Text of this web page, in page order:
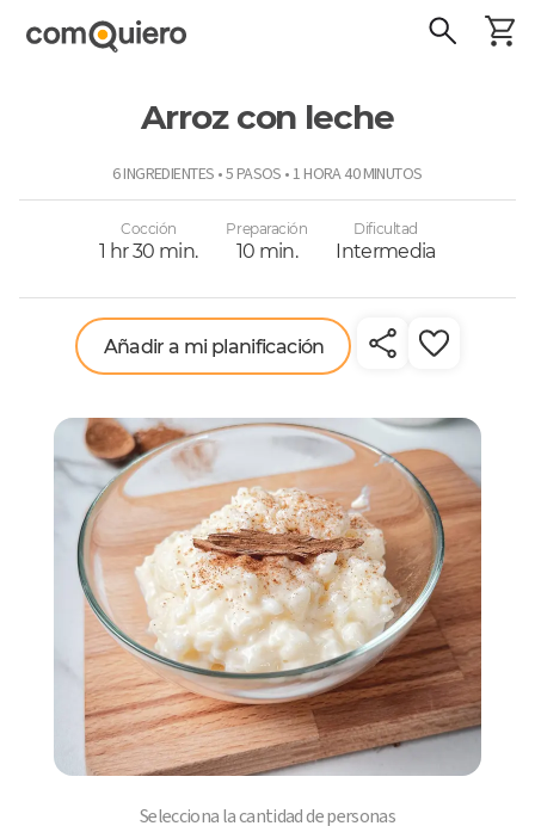
Arroz con leche
6 INGREDIENTES • 5 PASOS • 1 HORA 40 MINUTOS
Cocción
1 hr 30 min.
Preparación
10 min.
Dificultad
Intermedia
Añadir a mi planificación
Selecciona la cantidad de personas